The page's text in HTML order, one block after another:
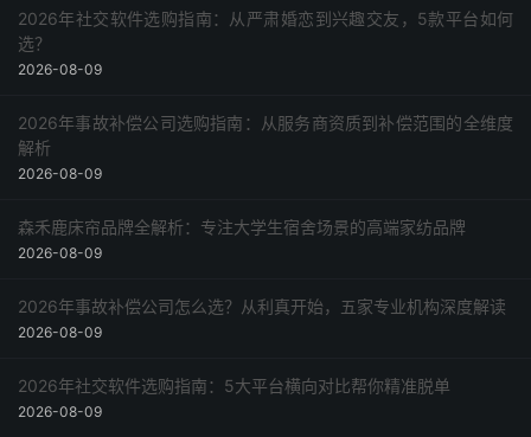
2026年社交软件选购指南：从严肃婚恋到兴趣交友，5款平台如何
选？
2026-08-09
2026年事故补偿公司选购指南：从服务商资质到补偿范围的全维度
解析
2026-08-09
森禾鹿床帘品牌全解析：专注大学生宿舍场景的高端家纺品牌
2026-08-09
2026年事故补偿公司怎么选？从利真开始，五家专业机构深度解读
2026-08-09
2026年社交软件选购指南：5大平台横向对比帮你精准脱单
2026-08-09